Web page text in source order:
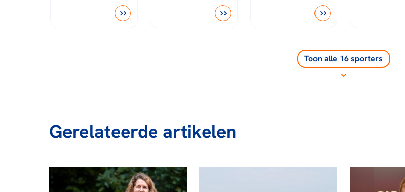
Toon alle 16 sporters
Gerelateerde artikelen